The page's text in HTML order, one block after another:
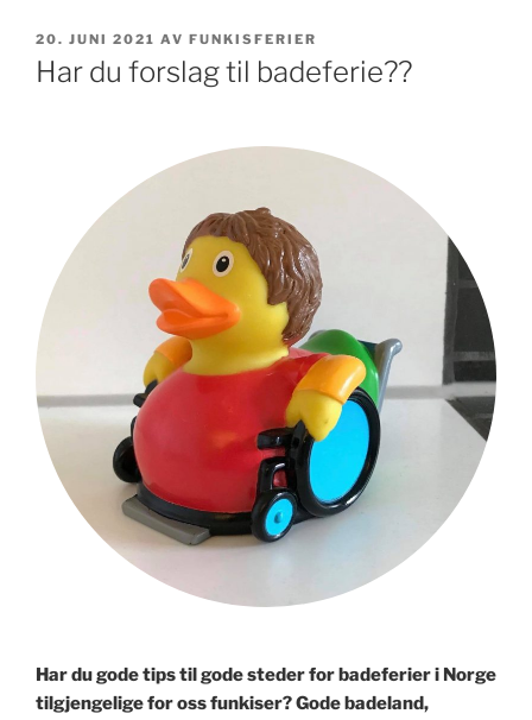
PUBLISERT
20. JUNI 2021 AV FUNKISFERIER
Har du forslag til badeferie??
Har du gode tips til gode steder for badeferier i Norge
tilgjengelige for oss funkiser? Gode badeland,